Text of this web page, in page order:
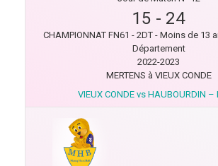
15 - 24
CHAMPIONNAT FN61 - 2DT - Moins de 13
Département
2022-2023
MERTENS à VIEUX CONDE
VIEUX CONDE vs HAUBOURDIN –